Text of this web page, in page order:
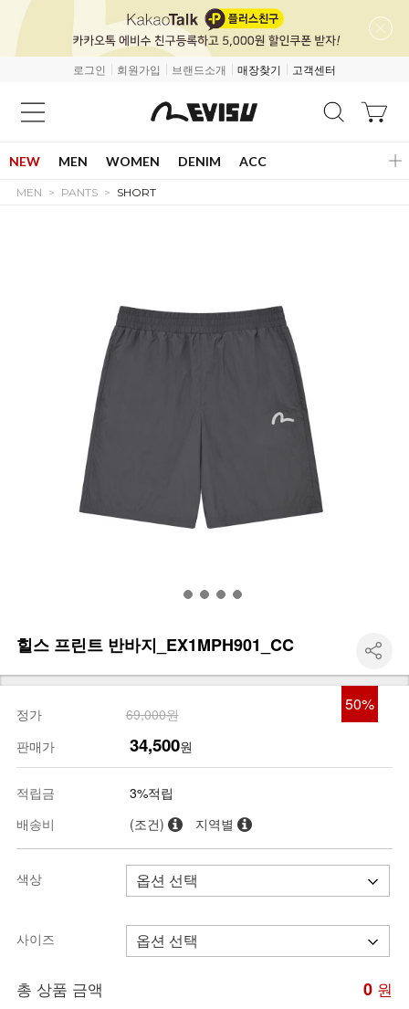
로그인 회원가입 브랜드소개 매장찾기 고객센터
NEW MEN WOMEN DENIM ACC
MEN PANTS SHORT
힐스 프린트 반바지_EX1MPH901_CC
50%
정가
69,000원
판매가
34,500원
적립금
3%적립
배송비
(조건) 지역별
색상
사이즈
총 상품 금액 0 원